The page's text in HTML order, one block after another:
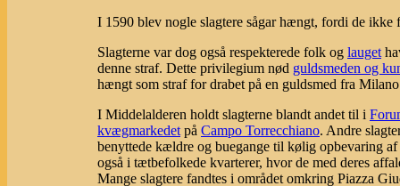
I 1590 blev nogle slagtere sågar hængt, fordi de
Slagterne var dog også respekterede folk og lauget
denne straf. Dette privilegium nød guldsmeden og
hængt som straf for drabet på en guldsmed fra
I Middelalderen holdt slagterne blandt andet til i
kvægmarkedet på Campo Torrecchiano. Andre
benyttede kældre og buegange til kølig opbevaring
også i tætbefolkede kvarterer, hvor de med deres
Mange slagtere fandtes i området omkring Piazza